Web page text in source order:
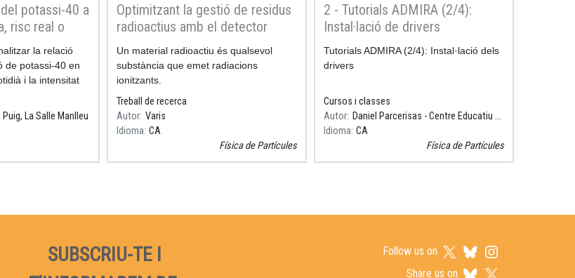
potassi-40 a
risc real o
la relació
de potassi-40 en
i la intensitat
La Salle Manlleu
Optimitzant la gestió de residus
radioactius amb el detector
Timepix
Resum
Un material radioactiu és qualsevol
substància que emet radiacions
ionitzants.
Treball de recerca
Autor Varis
Idioma CA
Física de Partícules
2 - Tutorials ADMIRA (2/4):
Instal·lació de drivers
Resum
Tutorials ADMIRA (2/4): Instal·lació dels
drivers
Cursos i classes
Autor
Daniel Parcerisas - Centre Educatiu Sagrada Família, Gavà
Idioma CA
Física de Partícules
SUBSCRIU-TE I
Follow us on
Share us on